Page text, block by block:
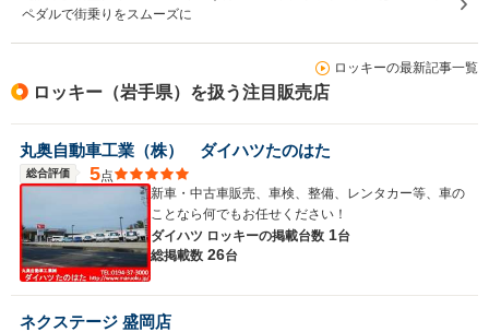
ペダルで街乗りをスムーズに
ロッキーの最新記事一覧
ロッキー（岩手県）を扱う注目販売店
丸奥自動車工業（株） ダイハツたのはた
総合評価 5点
新車・中古車販売、車検、整備、レンタカー等、車の
ことなら何でもお任せください！
ダイハツ ロッキーの掲載台数 1台
総掲載数 26台
ネクステージ 盛岡店